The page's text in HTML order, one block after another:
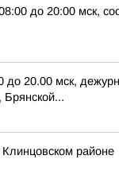
до 20:00 мск,
20.00 мск,
Брянской...
районе